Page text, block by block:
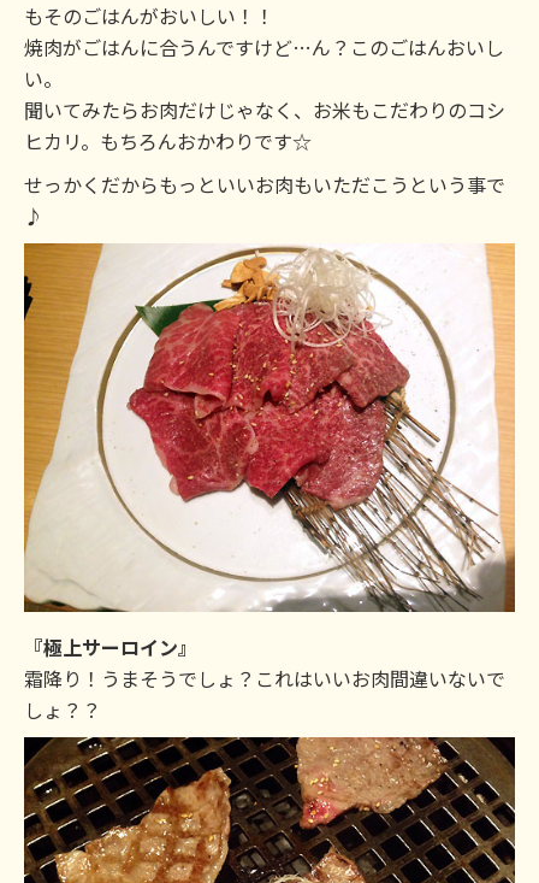
もそのごはんがおいしい！！
焼肉がごはんに合うんですけど…ん？このごはんおいし
い。
聞いてみたらお肉だけじゃなく、お米もこだわりのコシ
ヒカリ。もちろんおかわりです☆
せっかくだからもっといいお肉もいただこうという事で
♪
『極上サーロイン』
霜降り！うまそうでしょ？これはいいお肉間違いないで
しょ？？